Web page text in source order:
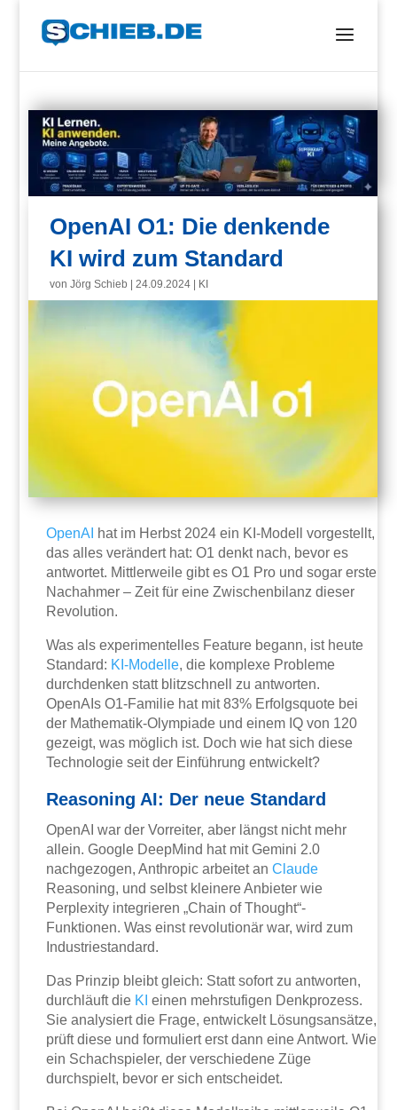
OpenAI O1: Die denkende
KI wird zum Standard
vonJörg Schieb |24.09.2024 KI
OpenAI
hat im Herbst 2024 ein KI-Modell vorgestellt,
das alles verändert hat: O1 denkt nach, bevor es
antwortet. Mittlerweile gibt es O1 Pro und sogar erste
Nachahmer – Zeit für eine Zwischenbilanz dieser
Revolution.
Was als experimentelles Feature begann, ist heute
Standard: KI-Modelle, die komplexe Probleme
durchdenken statt blitzschnell zu antworten.
OpenAIs O1-Familie hat mit 83% Erfolgsquote bei
der Mathematik-Olympiade und einem IQ von 120
gezeigt, was möglich ist. Doch wie hat sich diese
Technologie seit der Einführung entwickelt?
Reasoning AI: Der neue Standard
OpenAI war der Vorreiter, aber längst nicht mehr
allein. Google DeepMind hat mit Gemini 2.0
nachgezogen, Anthropic arbeitet anClaude
Reasoning, und selbst kleinere Anbieter wie
Perplexity integrieren „Chain of Thought“-
Funktionen. Was einst revolutionär war, wird zum
Industriestandard.
Das Prinzip bleibt gleich: Statt sofort zu antworten,
durchläuft die KI einen mehrstufigen Denkprozess.
Sie analysiert die Frage, entwickelt Lösungsansätze,
prüft diese und formuliert erst dann eine Antwort. Wie
ein Schachspieler, der verschiedene Züge
durchspielt, bevor er sich entscheidet.